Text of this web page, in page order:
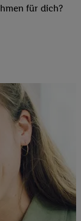
für dich?